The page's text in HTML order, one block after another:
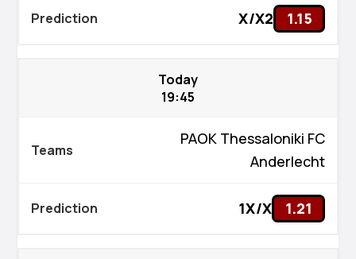
X/X2 1.15
Today
19:45
PAOK Thessaloniki FC
Anderlecht
1X/X 1.21